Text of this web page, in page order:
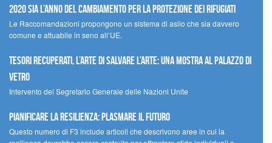
2020 sia l’anno del cambiamento per la protezione dei rifugiati
Le Raccomandazioni propongono un sistema di asilo che sia davvero
comune e attuabile in seno all’UE.
Tesori recuperati, l’arte di salvare l’arte: una mostra al Palazzo di
Vetro
Intervento del Segretario Generale delle Nazioni Unite
Pianificare la resilienza: plasmare il futuro
Questo numero di F3 include articoli che descrivono aree in cui la